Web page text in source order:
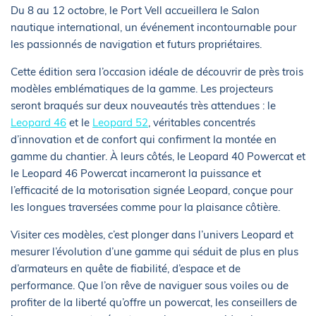
Du 8 au 12 octobre, le Port Vell accueillera le Salon
nautique international, un événement incontournable pour
les passionnés de navigation et futurs propriétaires.
Cette édition sera l’occasion idéale de découvrir de près trois
modèles emblématiques de la gamme. Les projecteurs
seront braqués sur deux nouveautés très attendues : le
Leopard 46 et le Leopard 52, véritables concentrés
d’innovation et de confort qui confirment la montée en
gamme du chantier. À leurs côtés, le Leopard 40 Powercat et
le Leopard 46 Powercat incarneront la puissance et
l’efficacité de la motorisation signée Leopard, conçue pour
les longues traversées comme pour la plaisance côtière.
Visiter ces modèles, c’est plonger dans l’univers Leopard et
mesurer l’évolution d’une gamme qui séduit de plus en plus
d’armateurs en quête de fiabilité, d’espace et de
performance. Que l’on rêve de naviguer sous voiles ou de
profiter de la liberté qu’offre un powercat, les conseillers de